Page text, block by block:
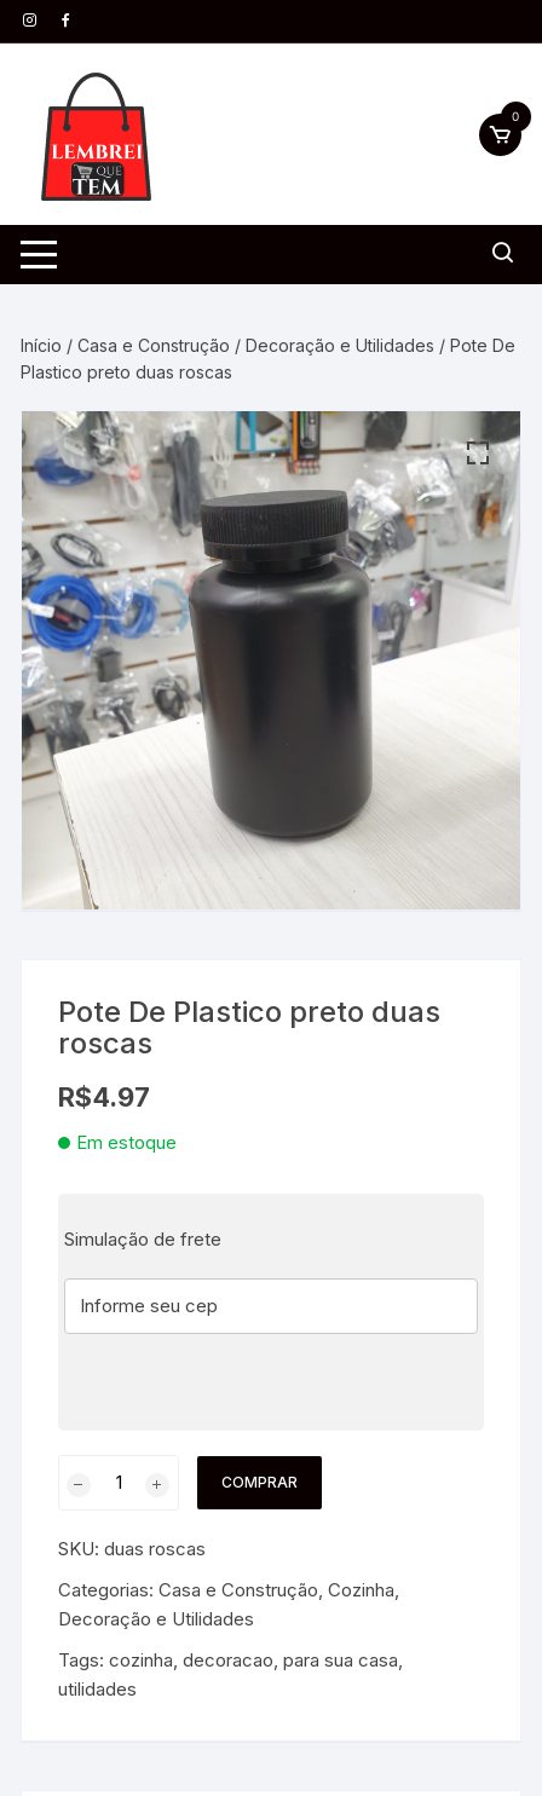
0
Início /Casa e Construção /Decoração e Utilidades / Pote De
Plastico preto duas roscas
Pote De Plastico preto duas
roscas
R$4.97
Em estoque
Simulação de frete
COMPRAR
SKU:duas roscas
Categorias:Casa e Construção ,Cozinha
Decoração e Utilidades
Tags:cozinha ,decoracao ,para sua casa
utilidades